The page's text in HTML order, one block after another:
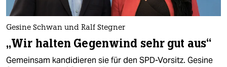
Gesine Schwan und Ralf Stegner
„Wir halten Gegenwind sehr gut aus“
Gemeinsam kandidieren sie für den SPD-Vorsitz. Gesine